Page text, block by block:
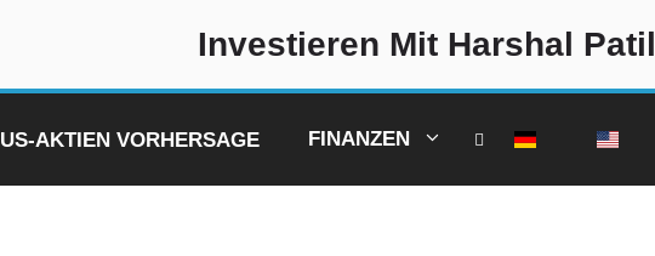
Investieren Mit Harshal Patil
US-AKTIEN VORHERSAGE FINANZEN